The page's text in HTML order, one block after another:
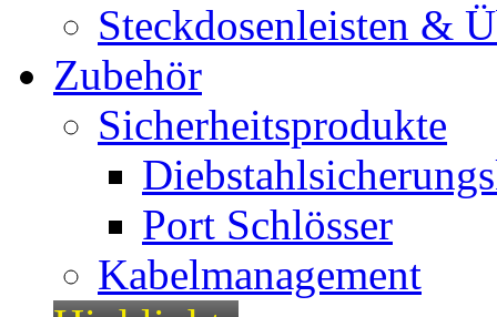
Steckdosenleisten &
Zubehör
Sicherheitsprodukte
Port Schlösser
Kabelmanagement